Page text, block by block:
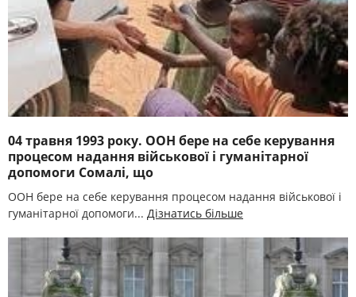
04 травня 1993 року. ООН бере на себе керування
процесом надання військової і гуманітарної
допомоги Сомалі, що
ООН бере на себе керування процесом надання військової і
гуманітарної допомоги... Дізнатись більше